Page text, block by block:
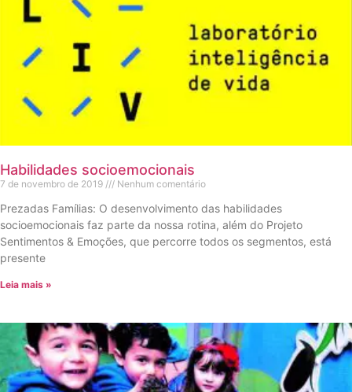
Habilidades socioemocionais
7 de novembro de 2019 Nenhum comentário
Prezadas Famílias: O desenvolvimento das habilidades
socioemocionais faz parte da nossa rotina, além do Projeto
Sentimentos & Emoções, que percorre todos os segmentos, está
presente
Leia mais »